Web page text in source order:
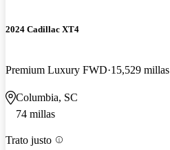
2024 Cadillac XT4
Premium Luxury FWD 15,529 millas
Columbia, SC
74 millas
Trato justo